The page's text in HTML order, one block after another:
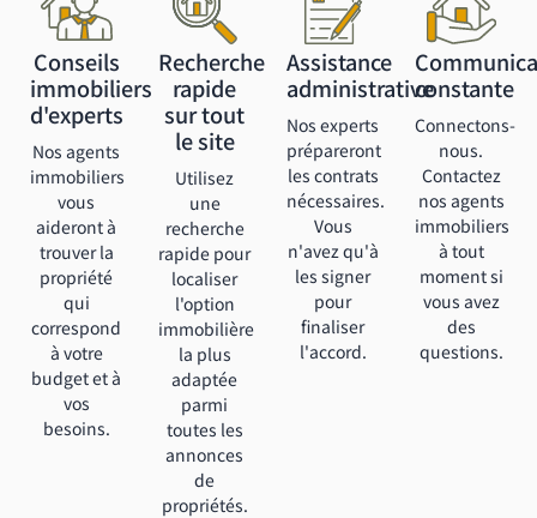
Conseils
immobiliers
d'experts
Nos agents
immobiliers
vous
aideront à
trouver la
propriété
qui
correspond
à votre
budget et à
vos
besoins.
Recherche
rapide
sur tout
le site
Utilisez
une
recherche
rapide pour
localiser
l'option
immobilière
la plus
adaptée
parmi
toutes les
annonces
de
propriétés.
Assistance
administrative
Nos experts
prépareront
les contrats
nécessaires.
Vous
n'avez qu'à
les signer
pour
finaliser
l'accord.
constante
Connectons-
nous.
Contactez
nos agents
immobiliers
à tout
moment si
vous avez
des
questions.